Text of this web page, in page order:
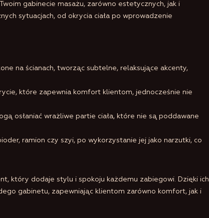
gabinecie masażu, zarówno estetycznych, jak i
sytuacjach, od okrycia ciała po wprowadzenie
na ścianach, tworząc subtelne, relaksujące akcenty,
które zapewnia komfort klientom, jednocześnie nie
osłaniać wrażliwe partie ciała, które nie są poddawane
ramion czy szyi, po wykorzystanie jej jako narzutki, co
który dodaje stylu i spokoju każdemu zabiegowi. Dzięki ich
gabinetu, zapewniając klientom zarówno komfort, jak i